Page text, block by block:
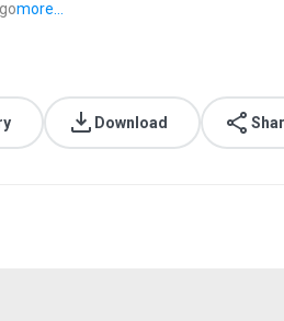
more...
Download